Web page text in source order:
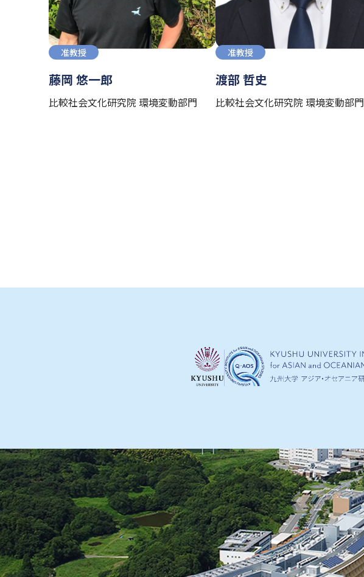
准教授
藤岡 悠一郎
比較社会文化研究院 環境変動部門
准教授
渡部 哲史
比較社会文化研究院 環境変動部門